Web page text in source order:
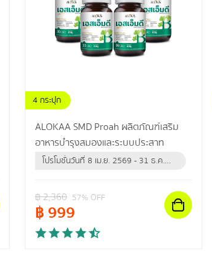
4 กระปุก
ALOKAA SMD Proah ผลิตภัณฑ์เสริม
อาหารบำรุงสมองและระบบประสาท
โปรโมชั่นวันที่ 8 เม.ย. 2569 - 31 ธ.ค.
฿2,360 57% OFF
฿999